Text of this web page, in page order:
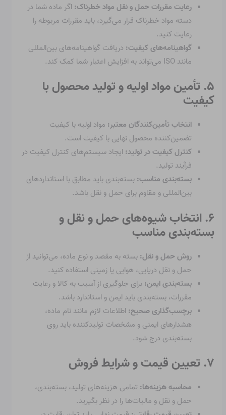
رعایت مقررات حمل و نقل مواد خطرناک: اگر ماده شما در
دسته مواد خطرناک قرار می‌گیرد، باید مقررات مربوطه را
رعایت کنید.
گواهینامه‌های کیفیت: دریافت گواهینامه‌های بین‌المللی
مانند ISO می‌تواند به افزایش اعتبار شما کمک کند.
۵. تأمین مواد اولیه و تولید محصول با
کیفیت
انتخاب تأمین‌کنندگان معتبر: مواد اولیه با کیفیت
تضمین‌کننده محصول نهایی با کیفیت است.
کنترل کیفیت در تولید: ایجاد سیستم‌های کنترل کیفیت در
فرآیند تولید.
بسته‌بندی مناسب: بسته‌بندی باید مطابق با استانداردهای
بین‌المللی و مقاوم برای حمل و نقل باشد.
۶. انتخاب شیوه‌های حمل و نقل و
بسته‌بندی مناسب
روش حمل و نقل: بسته به مقصد و نوع ماده، می‌توانید از
حمل و نقل دریایی، هوایی یا زمینی استفاده کنید.
بسته‌بندی ایمن: برای جلوگیری از آسیب به کالا و رعایت
مقررات، بسته‌بندی باید ایمن و استاندارد باشد.
برچسب‌گذاری صحیح: اطلاعات لازم مانند نام ماده،
هشدارهای ایمنی و مشخصات تولیدکننده باید روی
بسته‌بندی درج شود.
۷. تعیین قیمت و شرایط فروش
محاسبه هزینه‌ها: تمامی هزینه‌های تولید، بسته‌بندی،
حمل و نقل و مالیات‌ها را در نظر بگیرید.